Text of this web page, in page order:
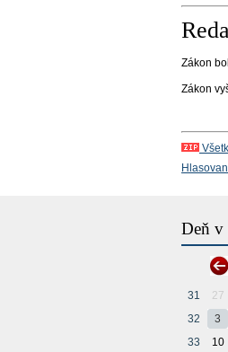
Zákon
Zákon
Deň v
31 27
32
3
33
10